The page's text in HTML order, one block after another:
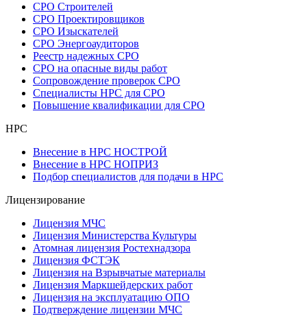
СРО Строителей
СРО Проектировщиков
СРО Изыскателей
СРО Энергоаудиторов
Реестр надежных СРО
СРО на опасные виды работ
Сопровождение проверок СРО
Специалисты НРС для СРО
Повышение квалификации для СРО
НРС
Внесение в НРС НОСТРОЙ
Внесение в НРС НОПРИЗ
Подбор специалистов для подачи в НРС
Лицензирование
Лицензия МЧС
Лицензия Министерства Культуры
Атомная лицензия Ростехнадзора
Лицензия ФСТЭК
Лицензия на Взрывчатые материалы
Лицензия Маркшейдерских работ
Лицензия на эксплуатацию ОПО
Подтверждение лицензии МЧС